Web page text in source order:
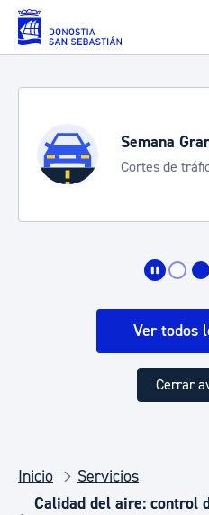
Saltar al contenido principal
2026
y servicios especiales
Ver todos
Cerrar
Inicio
Servicios
Calidad del aire: control